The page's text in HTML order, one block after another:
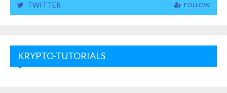
TWITTER FOLLOW
KRYPTO-TUTORIALS